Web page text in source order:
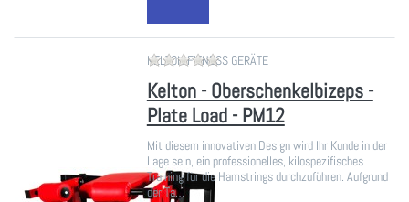
KELTON FITNESS GERÄTEZu diesem Produkt liegen noch
Kelton - Oberschenkelbizeps -
Plate Load - PM12
Mit diesem innovativen Design wird Ihr Kunde in der
Lage sein, ein professionelles, kilospezifisches
Training für die Hamstrings durchzuführen. Aufgrund
der Ta…